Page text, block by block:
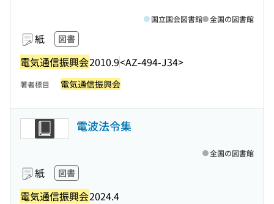
紙 図書
電気通信振興会2010.9<AZ-494-J34>
国立国会図書館 全国の図書館
著者標目 電気通信振興会
電波法令集
紙 図書
電気通信振興会2024.4
全国の図書館